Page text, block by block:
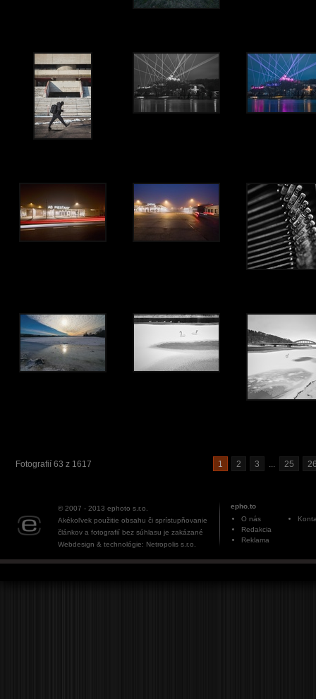
Fotografií 63 z 1617 1 2 3 ... 25
© 2007 - 2013 ephoto s.r.o.
Akékoľvek použitie obsahu či sprístupňovanie
článkov a fotografií bez súhlasu je zakázané
Webdesign & technológie: Netropolis s.r.o.
epho.to
O nás
Redakcia
Reklama